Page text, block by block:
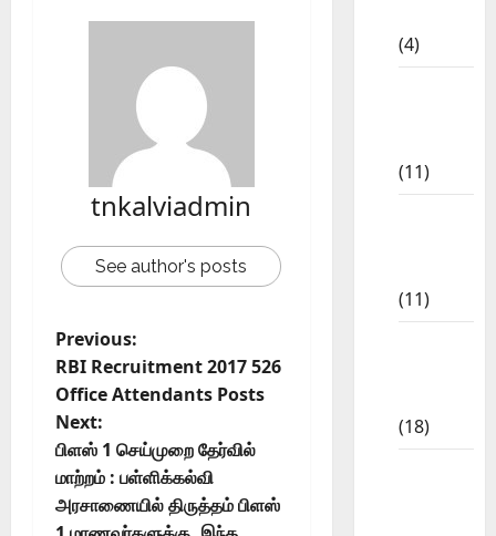
tnkalviadmin
See author's posts
Previous:
RBI Recruitment 2017 526
Office Attendants Posts
Next:
பிளஸ் 1 செய்முறை தேர்வில்
மாற்றம் : பள்ளிக்கல்வி
அரசாணையில் திருத்தம் பிளஸ்
(4)
(11)
(11)
(18)